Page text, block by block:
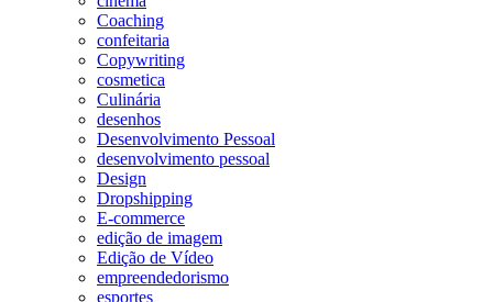
Coaching
confeitaria
Copywriting
cosmetica
Culinária
desenhos
Desenvolvimento Pessoal
desenvolvimento pessoal
Design
Dropshipping
E-commerce
edição de imagem
Edição de Vídeo
empreendedorismo
esportes